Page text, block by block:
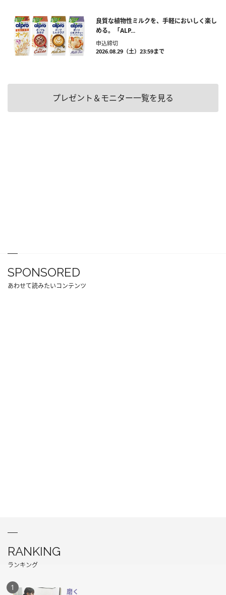
良質な植物性ミルクを、手軽においしく楽し
める。「ALP...
申込締切
2026.08.29（土）23:59まで
プレゼント＆モニター一覧を見る
SPONSORED
あわせて読みたいコンテンツ
RANKING
ランキング
磨く